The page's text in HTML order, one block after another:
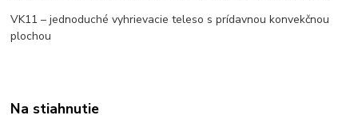
VK11 – jednoduché vyhrievacie teleso s prídavnou konvekčnou
plochou
Na stiahnutie